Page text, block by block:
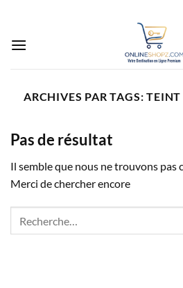
contenu
ARCHIVES PAR TAGS:TEINT
Pas de résultat
Il semble que nous ne trouvons pas
Merci de chercher encore